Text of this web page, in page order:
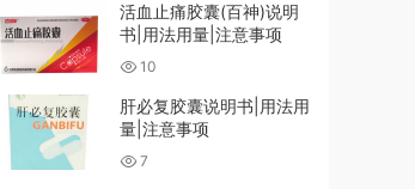
活血止痛胶囊(百神)说明
书|用法用量|注意事项
10
肝必复胶囊说明书|用法用
量|注意事项
7